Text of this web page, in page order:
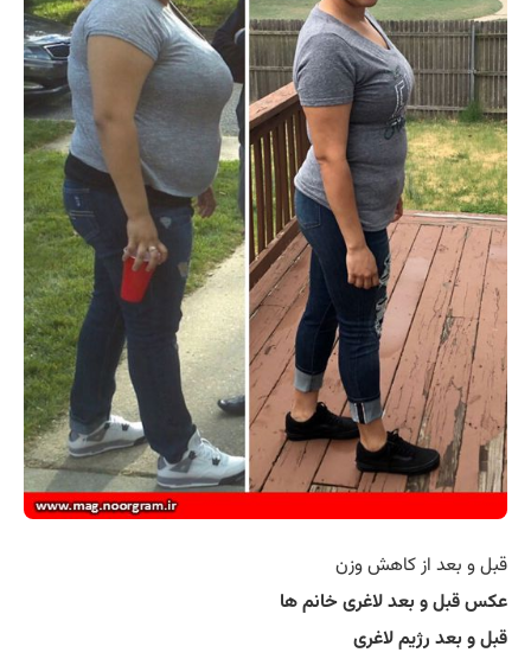
قبل و بعد از کاهش وزن
عکس قبل و بعد لاغری خانم ها
قبل و بعد رژیم لاغری